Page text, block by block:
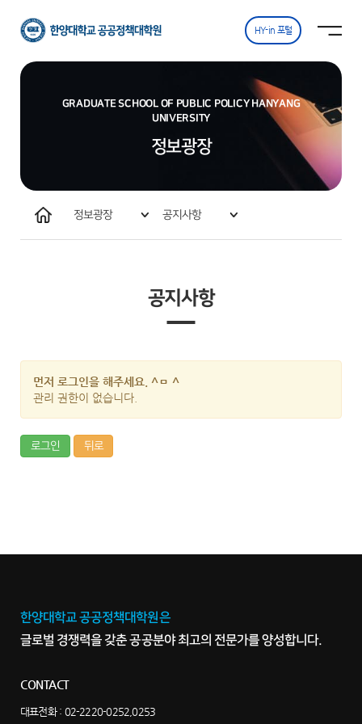
공공정책대학원
HY-in 포털
GRADUATE SCHOOL OF PUBLIC POLICY HANYANG
UNIVERSITY
정보광장
정보광장
공지사항
공지사항
먼저 로그인을 해주세요. ^ㅁ ^
관리 권한이 없습니다.
로그인 뒤로
한양대학교 공공정책대학원은
글로벌 경쟁력을 갖춘 공공분야 최고의 전문가를 양성합니다.
CONTACT
대표전화 : 02-2220-0252,0253